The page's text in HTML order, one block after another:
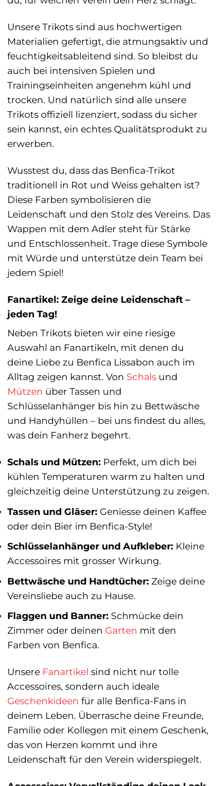
Unsere Trikots sind aus hochwertigen
Materialien gefertigt, die atmungsaktiv und
feuchtigkeitsableitend sind. So bleibst du
auch bei intensiven Spielen und
Trainingseinheiten angenehm kühl und
trocken. Und natürlich sind alle unsere
Trikots offiziell lizenziert, sodass du sicher
sein kannst, ein echtes Qualitätsprodukt zu
erwerben.
Wusstest du, dass das Benfica-Trikot
traditionell in Rot und Weiss gehalten ist?
Diese Farben symbolisieren die
Leidenschaft und den Stolz des Vereins. Das
Wappen mit dem Adler steht für Stärke
und Entschlossenheit. Trage diese Symbole
mit Würde und unterstütze dein Team bei
jedem Spiel!
Fanartikel: Zeige deine Leidenschaft –
jeden Tag!
Neben Trikots bieten wir eine riesige
Auswahl an Fanartikeln, mit denen du
deine Liebe zu Benfica Lissabon auch im
Alltag zeigen kannst. Von Schals und
Mützen über Tassen und
Schlüsselanhänger bis hin zu Bettwäsche
und Handyhüllen – bei uns findest du alles,
was dein Fanherz begehrt.
Schals und Mützen: Perfekt, um dich bei
kühlen Temperaturen warm zu halten und
gleichzeitig deine Unterstützung zu zeigen.
Tassen und Gläser: Geniesse deinen Kaffee
oder dein Bier im Benfica-Style!
Schlüsselanhänger und Aufkleber: Kleine
Accessoires mit grosser Wirkung.
Bettwäsche und Handtücher: Zeige deine
Vereinsliebe auch zu Hause.
Flaggen und Banner: Schmücke dein
Zimmer oder deinen Garten mit den
Farben von Benfica.
Unsere Fanartikel sind nicht nur tolle
Accessoires, sondern auch ideale
Geschenkideen für alle Benfica-Fans in
deinem Leben. Überrasche deine Freunde,
Familie oder Kollegen mit einem Geschenk,
das von Herzen kommt und ihre
Leidenschaft für den Verein widerspiegelt.